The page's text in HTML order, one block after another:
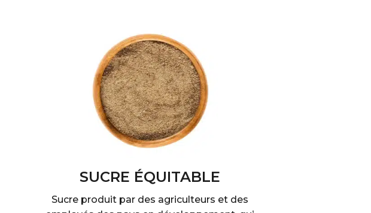
SUCRE ÉQUITABLE
Sucre produit par des agriculteurs et des